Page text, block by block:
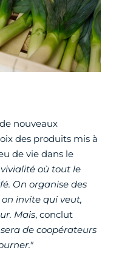
nouveaux
des produits mis à
de vie dans le
où tout le
On organise des
invite qui veut,
Mais, conclut
de coopérateurs